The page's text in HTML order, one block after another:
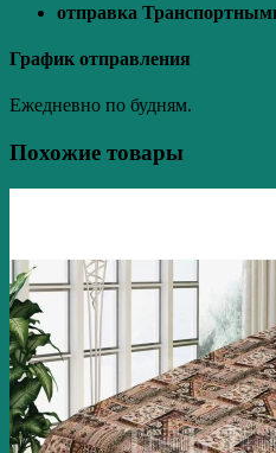
отправка
График отправления
Ежедневно по будням.
Похожие товары